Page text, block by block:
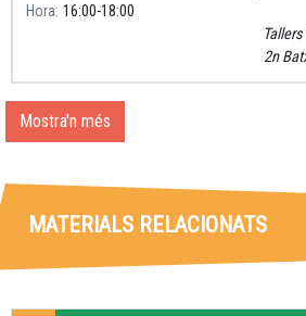
Hora 16:00 18:00
2n
Mostra'n més
MATERIALS RELACIONATS